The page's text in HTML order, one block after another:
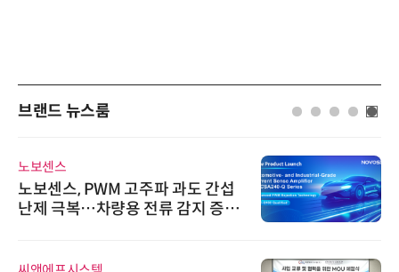
브랜드 뉴스룸
노보센스
노보센스, PWM 고주파 과도 간섭
난제 극복…차량용 전류 감지 증폭